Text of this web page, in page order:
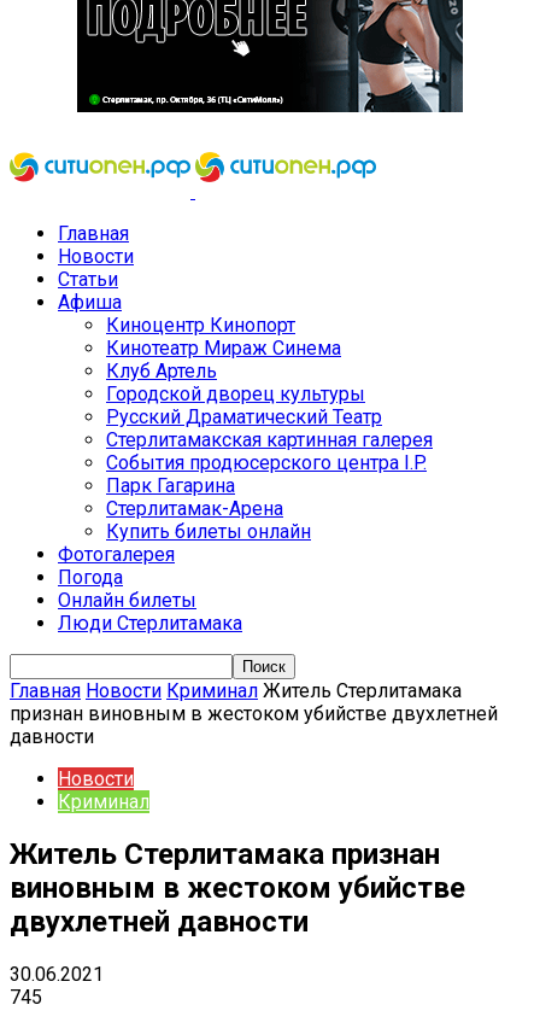
Главная
Новости
Статьи
Афиша
Киноцентр Кинопорт
Кинотеатр Мираж Синема
Клуб Артель
Городской дворец культуры
Русский Драматический Театр
Стерлитамакская картинная галерея
События продюсерского центра I.P.
Парк Гагарина
Стерлитамак-Арена
Купить билеты онлайн
Фотогалерея
Погода
Онлайн билеты
Люди Стерлитамака
Главная Новости Криминал Житель Стерлитамака
признан виновным в жестоком убийстве двухлетней
давности
Новости
Криминал
Житель Стерлитамака признан
виновным в жестоком убийстве
двухлетней давности
30.06.2021
745